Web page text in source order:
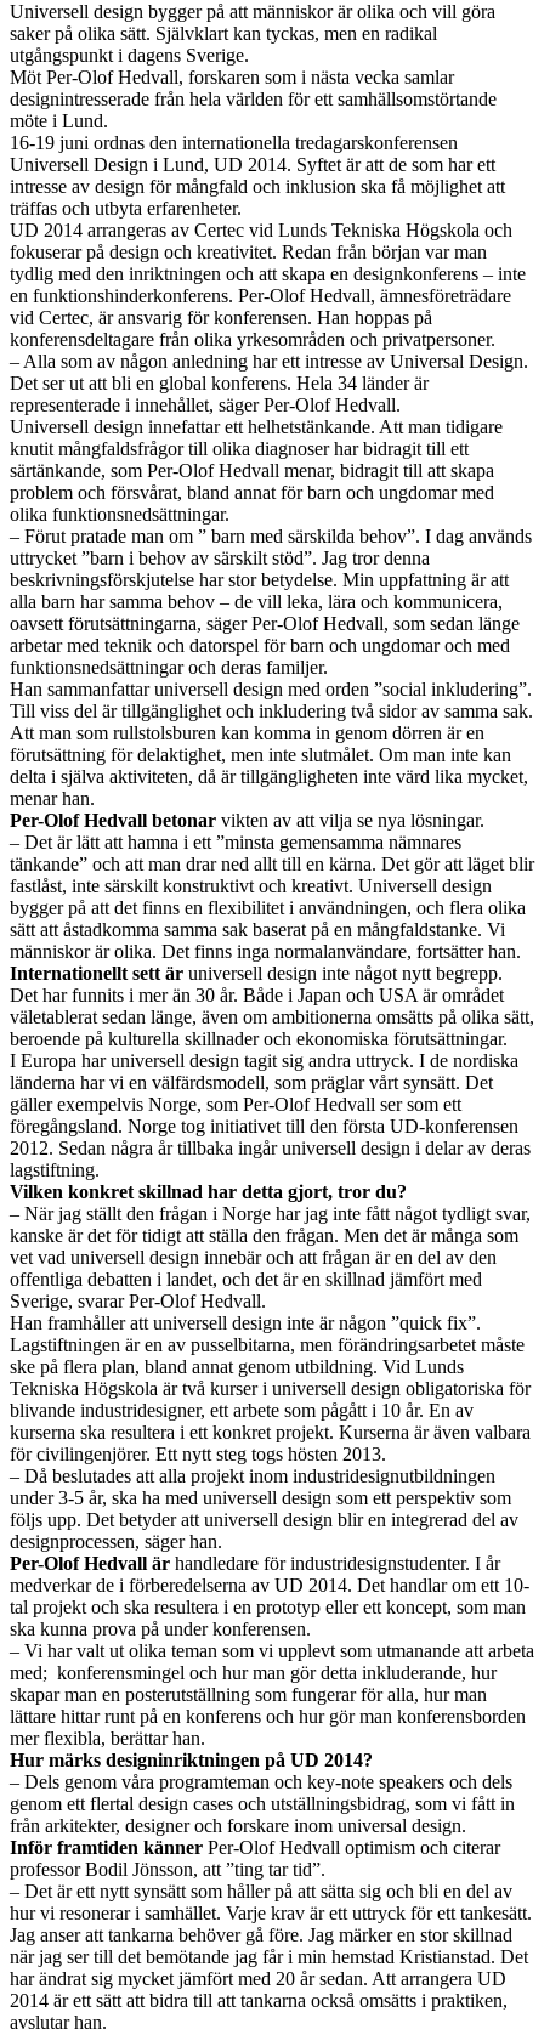
Universell design bygger på att människor är olika och vill göra
saker på olika sätt. Självklart kan tyckas, men en radikal
utgångspunkt i dagens Sverige.
Möt Per-Olof Hedvall, forskaren som i nästa vecka samlar
designintresserade från hela världen för ett samhällsomstörtande
möte i Lund.
16-19 juni ordnas den internationella tredagarskonferensen
Universell Design i Lund, UD 2014. Syftet är att de som har ett
intresse av design för mångfald och inklusion ska få möjlighet att
träffas och utbyta erfarenheter.
UD 2014 arrangeras av Certec vid Lunds Tekniska Högskola och
fokuserar på design och kreativitet. Redan från början var man
tydlig med den inriktningen och att skapa en designkonferens – inte
en funktionshinderkonferens. Per-Olof Hedvall, ämnesföreträdare
vid Certec, är ansvarig för konferensen. Han hoppas på
konferensdeltagare från olika yrkesområden och privatpersoner.
– Alla som av någon anledning har ett intresse av Universal Design.
Det ser ut att bli en global konferens. Hela 34 länder är
representerade i innehållet, säger Per-Olof Hedvall.
Universell design innefattar ett helhetstänkande. Att man tidigare
knutit mångfaldsfrågor till olika diagnoser har bidragit till ett
särtänkande, som Per-Olof Hedvall menar, bidragit till att skapa
problem och försvårat, bland annat för barn och ungdomar med
olika funktionsnedsättningar.
– Förut pratade man om ” barn med särskilda behov”. I dag används
uttrycket ”barn i behov av särskilt stöd”. Jag tror denna
beskrivningsförskjutelse har stor betydelse. Min uppfattning är att
alla barn har samma behov – de vill leka, lära och kommunicera,
oavsett förutsättningarna, säger Per-Olof Hedvall, som sedan länge
arbetar med teknik och datorspel för barn och ungdomar och med
funktionsnedsättningar och deras familjer.
Han sammanfattar universell design med orden ”social inkludering”.
Till viss del är tillgänglighet och inkludering två sidor av samma sak.
Att man som rullstolsburen kan komma in genom dörren är en
förutsättning för delaktighet, men inte slutmålet. Om man inte kan
delta i själva aktiviteten, då är tillgängligheten inte värd lika mycket,
menar han.
Per-Olof Hedvall betonar vikten av att vilja se nya lösningar.
– Det är lätt att hamna i ett ”minsta gemensamma nämnares
tänkande” och att man drar ned allt till en kärna. Det gör att läget blir
fastlåst, inte särskilt konstruktivt och kreativt. Universell design
bygger på att det finns en flexibilitet i användningen, och flera olika
sätt att åstadkomma samma sak baserat på en mångfaldstanke. Vi
människor är olika. Det finns inga normalanvändare, fortsätter han.
Internationellt sett är universell design inte något nytt begrepp.
Det har funnits i mer än 30 år. Både i Japan och USA är området
väletablerat sedan länge, även om ambitionerna omsätts på olika sätt,
beroende på kulturella skillnader och ekonomiska förutsättningar.
I Europa har universell design tagit sig andra uttryck. I de nordiska
länderna har vi en välfärdsmodell, som präglar vårt synsätt. Det
gäller exempelvis Norge, som Per-Olof Hedvall ser som ett
föregångsland. Norge tog initiativet till den första UD-konferensen
2012. Sedan några år tillbaka ingår universell design i delar av deras
lagstiftning.
Vilken konkret skillnad har detta gjort, tror du?
– När jag ställt den frågan i Norge har jag inte fått något tydligt svar,
kanske är det för tidigt att ställa den frågan. Men det är många som
vet vad universell design innebär och att frågan är en del av den
offentliga debatten i landet, och det är en skillnad jämfört med
Sverige, svarar Per-Olof Hedvall.
Han framhåller att universell design inte är någon ”quick fix”.
Lagstiftningen är en av pusselbitarna, men förändringsarbetet måste
ske på flera plan, bland annat genom utbildning. Vid Lunds
Tekniska Högskola är två kurser i universell design obligatoriska för
blivande industridesigner, ett arbete som pågått i 10 år. En av
kurserna ska resultera i ett konkret projekt. Kurserna är även valbara
för civilingenjörer. Ett nytt steg togs hösten 2013.
– Då beslutades att alla projekt inom industridesignutbildningen
under 3-5 år, ska ha med universell design som ett perspektiv som
följs upp. Det betyder att universell design blir en integrerad del av
designprocessen, säger han.
Per-Olof Hedvall är handledare för industridesignstudenter. I år
medverkar de i förberedelserna av UD 2014. Det handlar om ett 10-
tal projekt och ska resultera i en prototyp eller ett koncept, som man
ska kunna prova på under konferensen.
– Vi har valt ut olika teman som vi upplevt som utmanande att arbeta
med; konferensmingel och hur man gör detta inkluderande, hur
skapar man en posterutställning som fungerar för alla, hur man
lättare hittar runt på en konferens och hur gör man konferensborden
mer flexibla, berättar han.
Hur märks designinriktningen på UD 2014?
– Dels genom våra programteman och key-note speakers och dels
genom ett flertal design cases och utställningsbidrag, som vi fått in
från arkitekter, designer och forskare inom universal design.
Inför framtiden känner Per-Olof Hedvall optimism och citerar
professor Bodil Jönsson, att ”ting tar tid”.
– Det är ett nytt synsätt som håller på att sätta sig och bli en del av
hur vi resonerar i samhället. Varje krav är ett uttryck för ett tankesätt.
Jag anser att tankarna behöver gå före. Jag märker en stor skillnad
när jag ser till det bemötande jag får i min hemstad Kristianstad. Det
har ändrat sig mycket jämfört med 20 år sedan. Att arrangera UD
2014 är ett sätt att bidra till att tankarna också omsätts i praktiken,
avslutar han.